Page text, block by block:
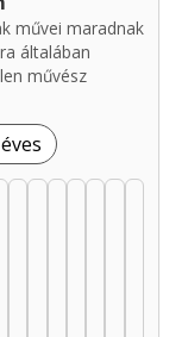
művei maradnak
általában
művész